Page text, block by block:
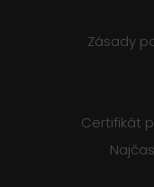
Zásady
Certifikát